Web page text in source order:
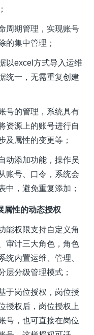
周期管理，实现账号
的集中管理；
以excel 方式导入运维
统一，无需重复创建
号的管理，系统具有
资源上的账号进行自
及属性的变更等；
动添加功能，操作员
账号、口令，系统会
中，避免重复添加；
属性的动态授权
能权限支持自定义角
审计三大角色，角色
统内置运维、管理、
层分级管理模式；
于岗位授权，岗位授
授权后，岗位授权上
号，也可直接在岗位